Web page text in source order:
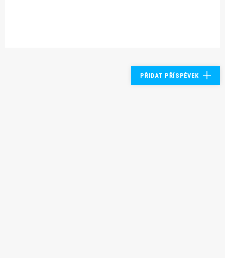
PŘIDAT PŘÍSPĚVEK